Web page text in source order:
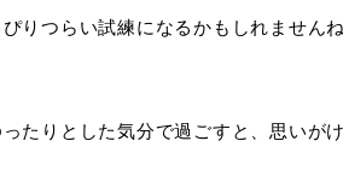
りつらい試練になるかもしれません
たりとした気分で過ごすと、思いが